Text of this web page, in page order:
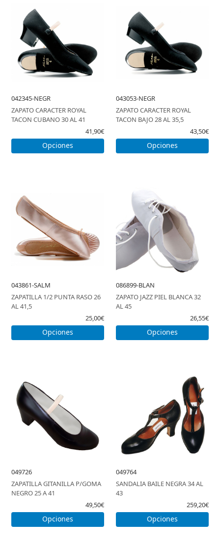
042345-NEGR
ZAPATO CARACTER ROYAL
TACON CUBANO 30 AL 41
41,90€
Opciones
043053-NEGR
ZAPATO CARACTER ROYAL
TACON BAJO 28 AL 35,5
43,50€
Opciones
043861-SALM
ZAPATILLA 1/2 PUNTA RASO 26
AL 41,5
25,00€
Opciones
086899-BLAN
ZAPATO JAZZ PIEL BLANCA 32
AL 45
26,55€
Opciones
049726
ZAPATILLA GITANILLA P/GOMA
NEGRO 25 A 41
49,50€
Opciones
049764
SANDALIA BAILE NEGRA 34 AL
43
259,20€
Opciones